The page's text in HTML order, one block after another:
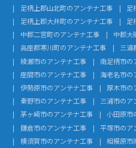
足柄上郡山北町のアンテナ工事
足
足柄上郡大井町のアンテナ工事
足
中郡二宮町のアンテナ工事
中郡大
高座郡寒川町のアンテナ工事
三浦
綾瀬市のアンテナ工事
南足柄市の
座間市のアンテナ工事
海老名市の
伊勢原市のアンテナ工事
厚木市の
秦野市のアンテナ工事
三浦市のア
茅ヶ崎市のアンテナ工事
小田原市
鎌倉市のアンテナ工事
平塚市のア
横須賀市のアンテナ工事
相模原市